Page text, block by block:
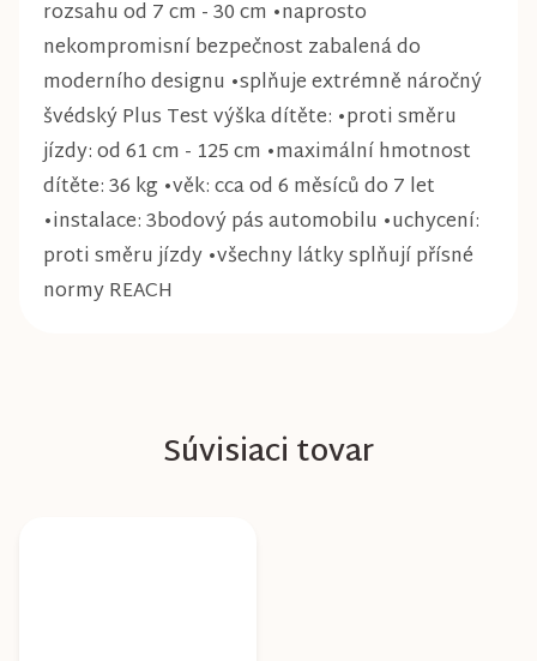
Súvisiaci tovar
rozsahu od 7 cm - 30 cm •naprosto
nekompromisní bezpečnost zabalená do
moderního designu •splňuje extrémně náročný
švédský Plus Test výška dítěte: •proti směru
jízdy: od 61 cm - 125 cm •maximální hmotnost
dítěte: 36 kg •věk: cca od 6 měsíců do 7 let
•instalace: 3bodový pás automobilu •uchycení:
proti směru jízdy •všechny látky splňují přísné
normy REACH